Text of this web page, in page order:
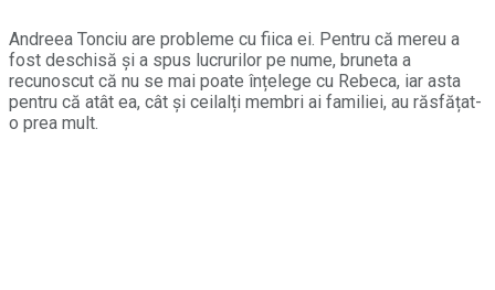
Andreea Tonciu are probleme cu fiica ei. Pentru că mereu a
fost deschisă și a spus lucrurilor pe nume, bruneta a
recunoscut că nu se mai poate înțelege cu Rebeca, iar asta
pentru că atât ea, cât și ceilalți membri ai familiei, au răsfățat-
o prea mult.